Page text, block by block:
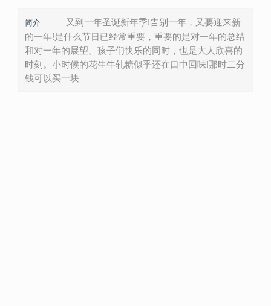
简介
又到一年圣诞新年季!告别一年，又要迎来新
的一年!是什么节日已经常重要，重要的是对一年的总结
和对一年的展望。孩子们快乐的同时，也是大人欣喜的
时刻。小时候的花生牛轧糖似乎还在口中回味!那时二分
钱可以买一块